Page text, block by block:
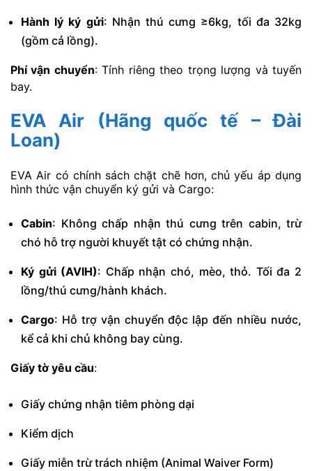
Hành lý ký gửi: Nhận thú cưng ≥6kg, tối đa 32kg
(gồm cả lồng).
Phí vận chuyển: Tính riêng theo trọng lượng và tuyến
bay.
EVA Air (Hãng quốc tế – Đài
Loan)
EVA Air có chính sách chặt chẽ hơn, chủ yếu áp dụng
hình thức vận chuyển ký gửi và Cargo:
Cabin: Không chấp nhận thú cưng trên cabin, trừ
chó hỗ trợ người khuyết tật có chứng nhận.
Ký gửi (AVIH): Chấp nhận chó, mèo, thỏ. Tối đa 2
lồng/thú cưng/hành khách.
Cargo: Hỗ trợ vận chuyển độc lập đến nhiều nước,
kể cả khi chủ không bay cùng.
Giấy tờ yêu cầu:
Giấy chứng nhận tiêm phòng dại
Kiểm dịch
Giấy miễn trừ trách nhiệm (Animal Waiver Form)